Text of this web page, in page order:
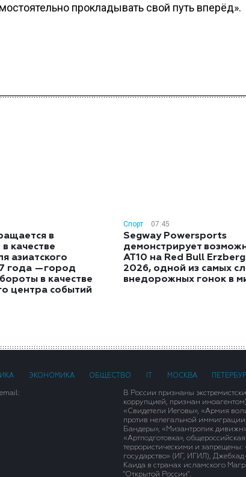
прокладывать свой путь вперёд».
в
качестве
азиатского
года —город
в качестве
центра событий
Спорт 07:45
Segway Powersports
демонстрирует
AT10 на Red Bull
2026, одной из самых
внедорожных гонок в
ЭКОНОМИКА ОБЩЕСТВО МОСКВА
В России признаны
коррупцией, признан
«Свидетели Иеговы», «Армия
против нелегальной
Бандеры», «Мизантропик
«Артподготовка»,
террористическими и
государство» (ИГ, ИГИЛ),
Каида в странах исламского
"Открытой России".